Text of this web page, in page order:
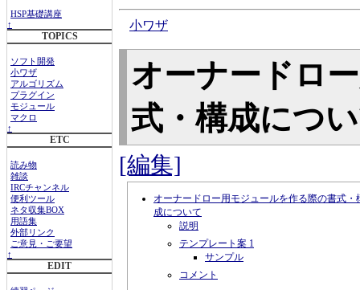
HSP基礎講座
↑
TOPICS
ソフト開発
小ワザ
アルゴリズム
プラグイン
モジュール
マクロ
↑
ETC
読み物
雑談
IRCチャンネル
便利ツール
ネタ収集BOX
用語集
外部リンク
ご意見・ご要望
↑
EDIT
小ワザ
オーナードロ
式・構成につ
[編集]
オーナードロー用モジュールを作る際の書式・
成について
説明
テンプレート案 1
サンプル
コメント